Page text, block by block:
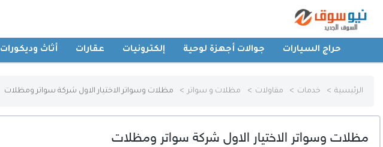
حراج السيارات جوالات أجهزة لوحية إلكترونيات عقارات أثاث وديكورات
جوالات أجهزة لوحية
الرئيسية خدمات مقاولات مظلات و سواتر مظلات وسواتر الاختيار الاول شركة سواتر ومظلات
مظلات وسواتر الاختيار الاول شركة سواتر ومظلات